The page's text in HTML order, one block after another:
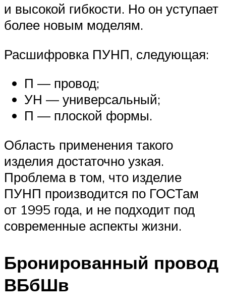
и высокой гибкости. Но он уступает
более новым моделям.
Расшифровка ПУНП, следующая:
П — провод;
УН — универсальный;
П — плоской формы.
Область применения такого
изделия достаточно узкая.
Проблема в том, что изделие
ПУНП производится по ГОСТам
от 1995 года, и не подходит под
современные аспекты жизни.
Бронированный провод
ВБбШв